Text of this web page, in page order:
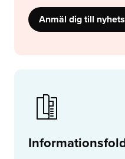
Anmäl dig till